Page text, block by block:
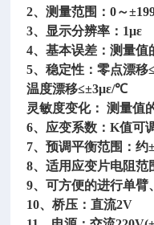
2、测量范围：0～
3、显示分辨率：1με
4、基本误差：测量值
5、稳定性：零点漂移
温度漂移≤±3με/℃
灵敏度变化： 测量值
6、应变系数：K值可
7、预调平衡范围：约
8、适用应变片电阻范
9、可方便的进行单臂
10、桥压：直流2V